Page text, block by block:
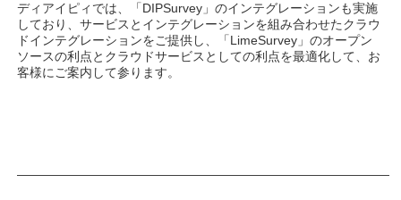
ディアイピィでは、「DIPSurvey」のインテグレーションも実施
しており、サービスとインテグレーションを組み合わせたクラウ
ドインテグレーションをご提供し、「LimeSurvey」のオープン
ソースの利点とクラウドサービスとしての利点を最適化して、お
客様にご案内して参ります。